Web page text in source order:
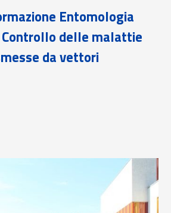
Entomologia
delle malattie
da vettori